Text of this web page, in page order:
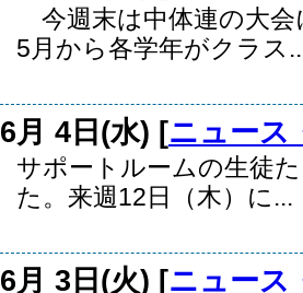
今週末は中体連の大会
5月から各学年がクラス
6月 4日(水) [ニュース
サポートルームの生徒
た。来週12日（木）に...
6月 3日(火) [ニュース